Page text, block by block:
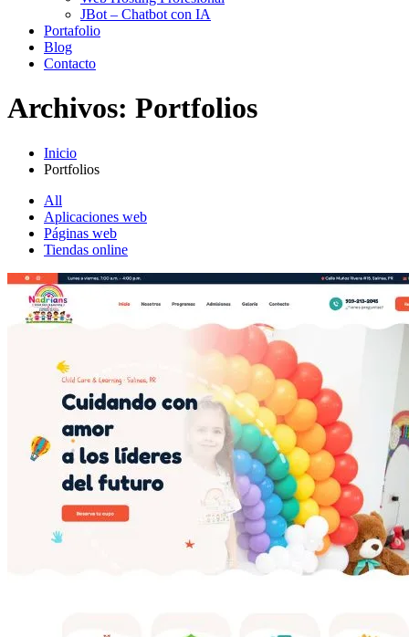
JBot – Chatbot con IA
Portafolio
Blog
Contacto
Archivos: Portfolios
Inicio
Portfolios
All
Aplicaciones web
Páginas web
Tiendas online